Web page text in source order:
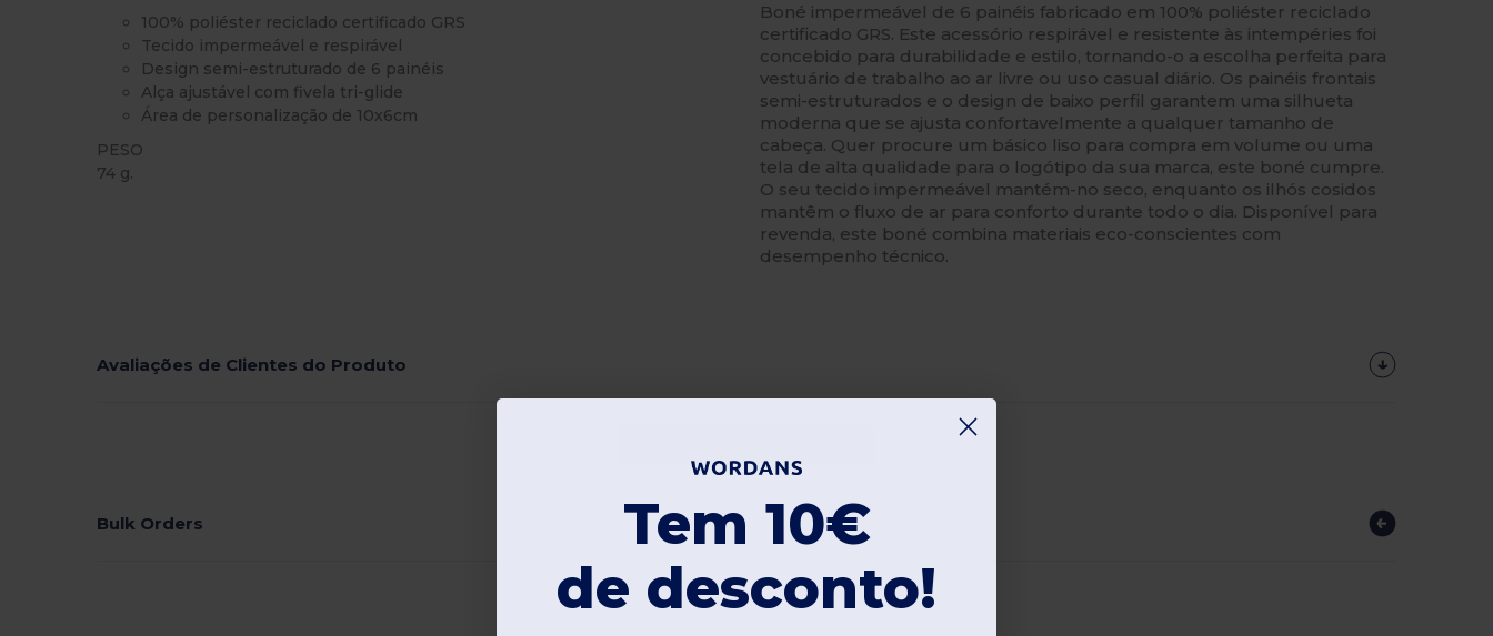
100% poliéster reciclado certificado GRS
Tecido impermeável e respirável
Design semi-estruturado de 6 painéis
Alça ajustável com fivela tri-glide
Área de personalização de 10x6cm
PESO
74 g.
Boné impermeável de 6 painéis fabricado em 100% poliéster reciclado
certificado GRS. Este acessório respirável e resistente às intempéries foi
concebido para durabilidade e estilo, tornando-o a escolha perfeita para
vestuário de trabalho ao ar livre ou uso casual diário. Os painéis frontais
semi-estruturados e o design de baixo perfil garantem uma silhueta
moderna que se ajusta confortavelmente a qualquer tamanho de
cabeça. Quer procure um básico liso para compra em volume ou uma
tela de alta qualidade para o logótipo da sua marca, este boné cumpre.
O seu tecido impermeável mantém-no seco, enquanto os ilhós cosidos
mantêm o fluxo de ar para conforto durante todo o dia. Disponível para
revenda, este boné combina materiais eco-conscientes com
desempenho técnico.
Avaliações de Clientes do Produto
Bulk Orders
Tem 10€
de desconto!